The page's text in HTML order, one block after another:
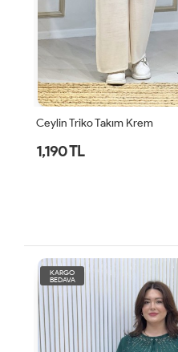
Ceylin Triko Takım Krem
1,190 TL
KARGO
BEDAVA